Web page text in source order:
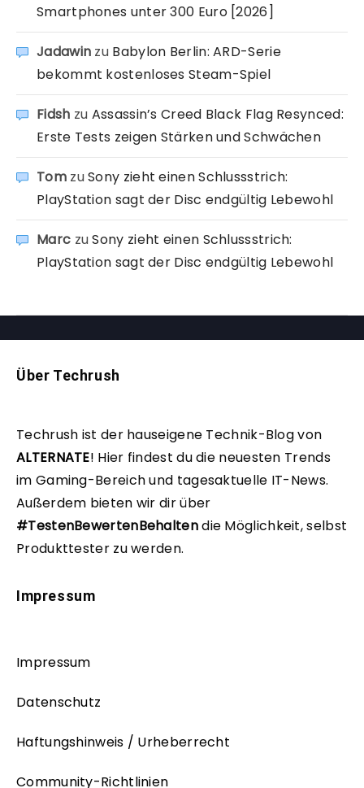
Smartphones unter 300 Euro [2026]
Jadawin zu Babylon Berlin: ARD-Serie
bekommt kostenloses Steam-Spiel
Fidsh zu Assassin’s Creed Black Flag Resynced:
Erste Tests zeigen Stärken und Schwächen
TomzuSony zieht einen Schlussstrich:
PlayStation sagt der Disc endgültig Lebewohl
Marc zuSony zieht einen Schlussstrich:
PlayStation sagt der Disc endgültig Lebewohl
Über Techrush
Techrush ist der hauseigene Technik-Blog von
ALTERNATE! Hier findest du die neuesten Trends
im Gaming-Bereich und tagesaktuelle IT-News.
Außerdem bieten wir dir über
#TestenBewertenBehaltendie Möglichkeit, selbst
Produkttester zu werden.
Impressum
Impressum
Datenschutz
Haftungshinweis / Urheberrecht
Community-Richtlinien